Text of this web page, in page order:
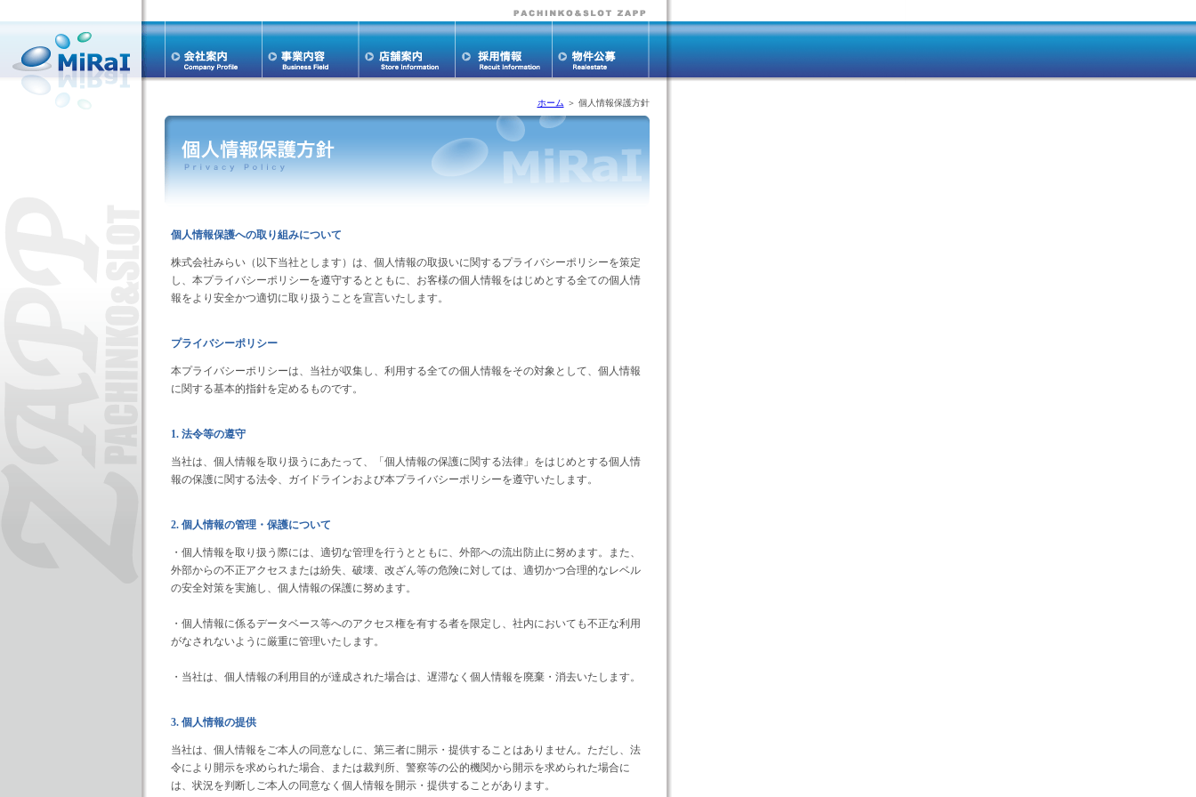
ホーム ＞ 個人情報保護方針
個人情報保護への取り組みについて
株式会社みらい（以下当社とします）は、個人情報の取扱いに関するプライバシーポリシーを策定
し、本プライバシーポリシーを遵守するとともに、お客様の個人情報をはじめとする全ての個人情
報をより安全かつ適切に取り扱うことを宣言いたします。
プライバシーポリシー
本プライバシーポリシーは、当社が収集し、利用する全ての個人情報をその対象として、個人情報
に関する基本的指針を定めるものです。
1. 法令等の遵守
当社は、個人情報を取り扱うにあたって、「個人情報の保護に関する法律」をはじめとする個人情
報の保護に関する法令、ガイドラインおよび本プライバシーポリシーを遵守いたします。
2. 個人情報の管理・保護について
・個人情報を取り扱う際には、適切な管理を行うとともに、外部への流出防止に努めます。また、
外部からの不正アクセスまたは紛失、破壊、改ざん等の危険に対しては、適切かつ合理的なレベル
の安全対策を実施し、個人情報の保護に努めます。
・個人情報に係るデータベース等へのアクセス権を有する者を限定し、社内においても不正な利用
がなされないように厳重に管理いたします。
・当社は、個人情報の利用目的が達成された場合は、遅滞なく個人情報を廃棄・消去いたします。
3. 個人情報の提供
当社は、個人情報をご本人の同意なしに、第三者に開示・提供することはありません。ただし、法
令により開示を求められた場合、または裁判所、警察等の公的機関から開示を求められた場合に
は、状況を判断しご本人の同意なく個人情報を開示・提供することがあります。